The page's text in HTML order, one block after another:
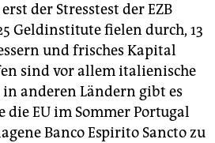
der Stresstest der EZB
Geldinstitute fielen durch, 13
und frisches Kapital
sind vor allem italienische
anderen Ländern gibt es
die EU im Sommer Portugal
Banco Espirito Sancto zu